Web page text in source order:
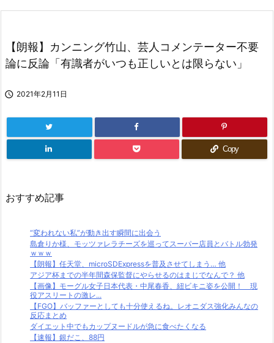
【朗報】カンニング竹山、芸人コメンテーター不要
論に反論「有識者がいつも正しいとは限らない」
 2021年2月11日
Copy
おすすめ記事
“変われない私”が動き出す瞬間に出会う
島倉りか様、モッツァレラチーズを巡ってスーパー店員とバトル勃発
ｗｗｗ
【朗報】任天堂、microSDExpressを普及させてしまう… 他
アジア杯までの半年間森保監督にやらせるのはまじでなんで？ 他
【画像】モーグル女子日本代表・中尾春香、紐ビキニ姿を公開！ 現
役アスリートの激レ...
【FGO】バッファーとしても十分使えるね。レオニダス強化みんなの
反応まとめ
ダイエット中でもカップヌードルが急に食べたくなる
【速報】銀だこ、88円